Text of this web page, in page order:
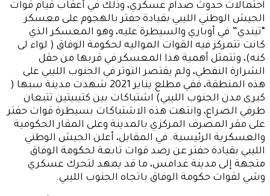
احتمالات حدوث صدام عسكري، وذلك في أعقاب قيام قوات
الجيش الوطني الليبي بقيادة حفتر بالهجوم على معسكر
“تيندي” في أوباري والسيطرة عليه، وهو المعسكر الذي
كانت تتمركز فيه القوات المواليه لحكومة الوفاق ( لواء لى
كنه)، وتتمثل أهمية هذا المعسكر في قربها من حقل
الشرارة النفطي، ولم يقتصر التوتر في الجنوب الليبي على
هذه المنطقة، ففي مطلع يناير 2021 شهدت مدينة سبها (
كبرى مدن الجنوب الليبي) اشتباكات بين كتيبيتين تتبعان
طرفي الصراع، وانتهت هذه الاشتباكات بسيطرة قوات حفتر
على مقر المصرف المركزي بالمدينة وعلى المقار الحكومية
والعسكرية الرئيسية. في المقابل، أعلن الجيش الوطني
الليبي بقيادة حفتر عن رصد قوات تابعة لحكومة الوفاق
متجهة إلى مدينة غدامس، ما قد يمهد لتحرك عسكري
وشي لقوات حكومة الوفاق باتجاه الجنوب الليبي.